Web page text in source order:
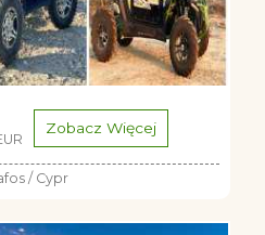
Zobacz Więcej
/ Cypr